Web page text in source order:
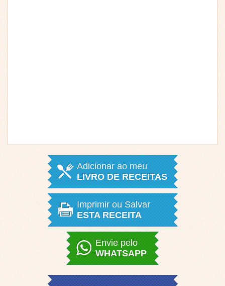
Adicionar ao meu
LIVRO DE RECEITAS
Imprimir ou Salvar
ESTA RECEITA
Envie pelo
WHATSAPP